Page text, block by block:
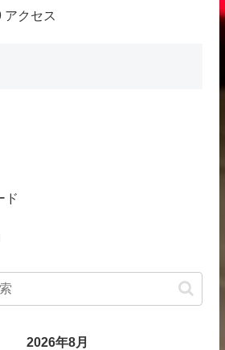
アクセス
ド
2026年8月